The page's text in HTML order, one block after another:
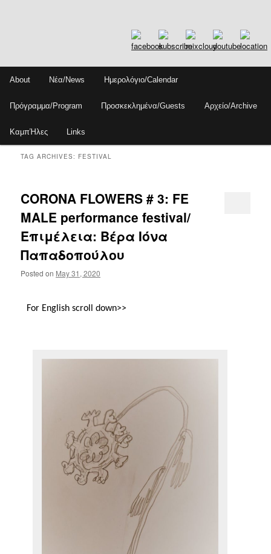
content
content
menu
About Νέα/News Ημερολόγιο/Calendar
Πρόγραμμα/Program Προσκεκλημένα/Guests Αρχείο/Archive
ΚαμπΉλες Links
TAG ARCHIVES: FESTIVAL
CORONA FLOWERS # 3: FE
MALE performance festival/
Επιμέλεια: Βέρα Ιόνα
Παπαδοπούλου
Posted on May 31, 2020
For English scroll down>>